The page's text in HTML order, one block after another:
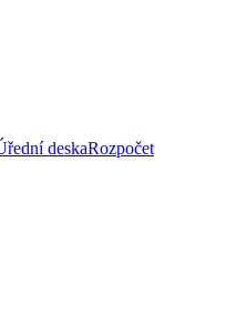
deskaRozpočet